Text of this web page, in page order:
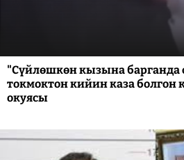
"Сүйлөшкөн кызына барганда
токмоктон кийин каза болгон
окуясы